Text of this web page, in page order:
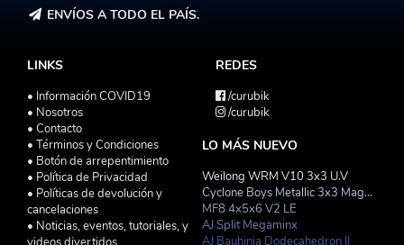
ENVÍOS A TODO EL PAÍS.
LINKS
• Información COVID19
• Nosotros
• Contacto
• Términos y Condiciones
• Botón de arrepentimiento
• Política de Privacidad
• Políticas de devolución y
cancelaciones
• Noticias, eventos, tutoriales, y
REDES
/curubik
/curubik
LO MÁS NUEVO
Weilong WRM V10 3x3 U.V
Cyclone Boys Metallic 3x3 Magnetico Macaron
MF8 4x5x6 V2 LE
AJ Split Megaminx
AJ Bauhinia Dodecahedron II